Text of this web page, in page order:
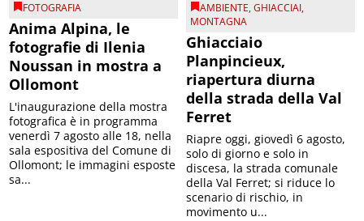
FOTOGRAFIA
Anima Alpina, le
fotografie di Ilenia
Noussan in mostra a
Ollomont
L'inaugurazione della mostra
fotografica è in programma
venerdì 7 agosto alle 18, nella
sala espositiva del Comune di
Ollomont; le immagini esposte
sa...
AMBIENTE,GHIACCIAI,
MONTAGNA
Ghiacciaio
Planpincieux,
riapertura diurna
della strada della Val
Ferret
Riapre oggi, giovedì 6 agosto,
solo di giorno e solo in
discesa, la strada comunale
della Val Ferret; si riduce lo
scenario di rischio, in
movimento u...